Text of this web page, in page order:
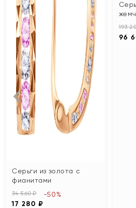
Серьги из золота с
фианитами
34 560 ₽
17 280 ₽
-50%
193
96